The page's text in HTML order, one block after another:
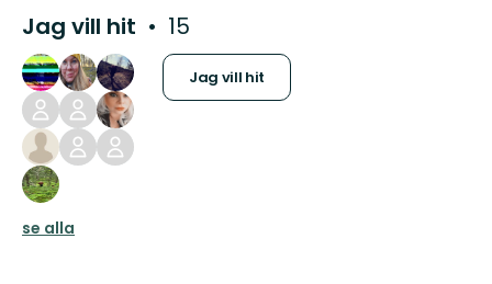
Jag vill hit 15
Jag vill hit
se alla